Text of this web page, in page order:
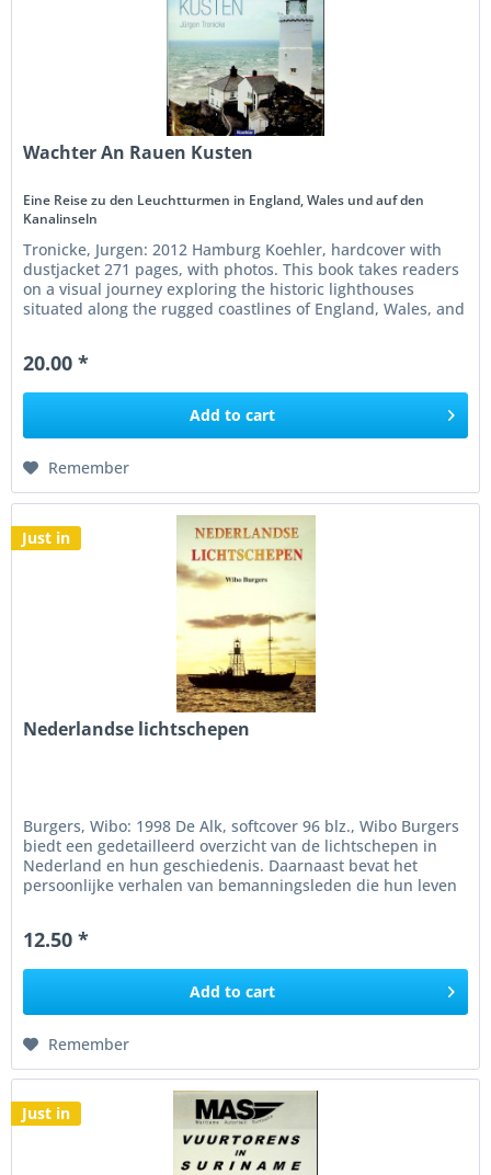
Wachter An Rauen Kusten
Eine Reise zu den Leuchtturmen in England, Wales und auf den
Kanalinseln
Tronicke, Jurgen: 2012 Hamburg Koehler, hardcover with
dustjacket 271 pages, with photos. This book takes readers
on a visual journey exploring the historic lighthouses
situated along the rugged coastlines of England, Wales, and
20.00 *
Add to cart
Remember
Just in
Nederlandse lichtschepen
Burgers, Wibo: 1998 De Alk, softcover 96 blz., Wibo Burgers
biedt een gedetailleerd overzicht van de lichtschepen in
Nederland en hun geschiedenis. Daarnaast bevat het
persoonlijke verhalen van bemanningsleden die hun leven
12.50 *
Add to cart
Remember
Just in